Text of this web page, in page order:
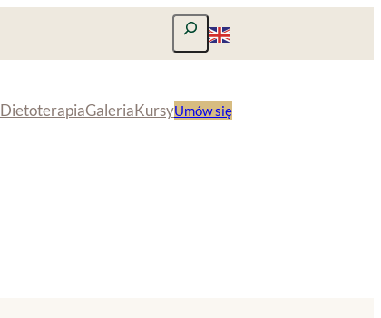
Szukaj
DietoterapiaGaleriaKursyUmów się